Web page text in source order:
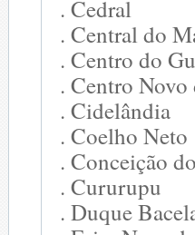
. Cedral
. Central do
. Centro do
. Centro
. Cidelândia
. Coelho Neto
. Conceição
. Cururupu
. Duque